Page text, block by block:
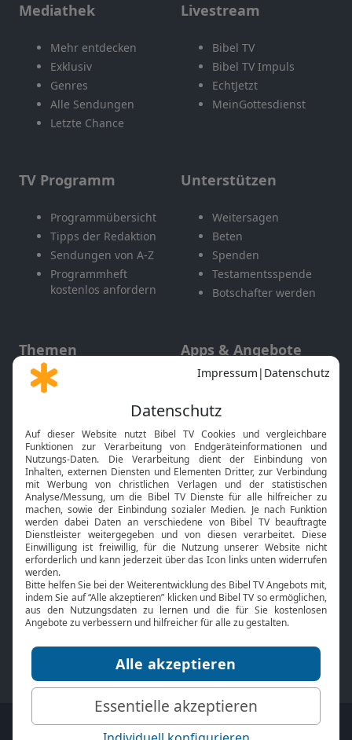
Mediathek
Mehr entdecken
Exklusiv
Genres
Alle Sendungen
Letzte Chance
Livestream
Bibel TV
Bibel TV Impuls
EchtJetzt
MeinGottesdienst
TV Programm
Programmübersicht
Tipps der Redaktion
Sendungen von A-Z
Programmheft
kostenlos anfordern
Unterstützen
Weitersagen
Beten
Spenden
Testamentsspende
Botschafter werden
Themen
Gott und Bibel erklärt
Neuigkeiten
Apps & Angebote
Mobile App
Smart TV
HbbTV
Bibelthek Online-Bibel
Nächster Gottesdienst
Bibel TV
Über uns
Jobs
Mediadaten
Service
Kontakt
TV-Empfang
bibeltv.de: Impressum
Datenschutz